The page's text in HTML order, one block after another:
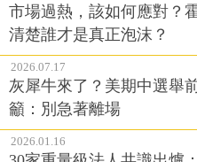
市場過熱，該如何應對？
清楚誰才是真正泡沫？
2026.07.17
灰犀牛來了？美期中選舉
籲：別急著離場
2026.01.16